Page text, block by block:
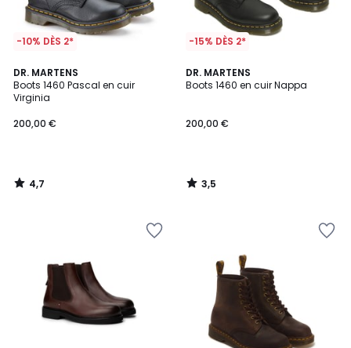
-10% DÈS 2*
DR. MARTENS
Boots 1460 Pascal en cuir
Virginia
€.
200,00 €
4,7
/ 5
4,7
/
-15% DÈS 2*
DR. MARTENS
Boots 1460 en cuir Nappa
200,00 €
3,5
/ 5
3,5
/